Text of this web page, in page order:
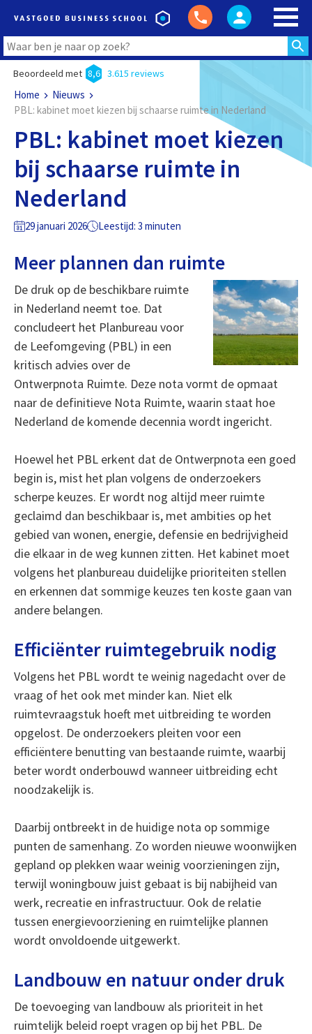
Beoordeeld met 8,6 3.615 reviews
Home
Nieuws
PBL: kabinet moet kiezen bij schaarse ruimte in Nederland
PBL: kabinet moet kiezen
bij schaarse ruimte in
Nederland
29 januari 2026 Leestijd: 3 minuten
Meer plannen dan ruimte
De druk op de beschikbare ruimte
in Nederland neemt toe. Dat
concludeert het Planbureau voor
de Leefomgeving (PBL) in een
kritisch advies over de
Ontwerpnota Ruimte. Deze nota vormt de opmaat
naar de definitieve Nota Ruimte, waarin staat hoe
Nederland de komende decennia wordt ingericht.
Hoewel het PBL erkent dat de Ontwerpnota een goed
begin is, mist het plan volgens de onderzoekers
scherpe keuzes. Er wordt nog altijd meer ruimte
geclaimd dan beschikbaar is, met ambities op het
gebied van wonen, energie, defensie en bedrijvigheid
die elkaar in de weg kunnen zitten. Het kabinet moet
volgens het planbureau duidelijke prioriteiten stellen
en erkennen dat sommige keuzes ten koste gaan van
andere belangen.
Efficiënter ruimtegebruik nodig
Volgens het PBL wordt te weinig nagedacht over de
vraag of het ook met minder kan. Niet elk
ruimtevraagstuk hoeft met uitbreiding te worden
opgelost. De onderzoekers pleiten voor een
efficiëntere benutting van bestaande ruimte, waarbij
beter wordt onderbouwd wanneer uitbreiding echt
noodzakelijk is.
Daarbij ontbreekt in de huidige nota op sommige
punten de samenhang. Zo worden nieuwe woonwijken
gepland op plekken waar weinig voorzieningen zijn,
terwijl woningbouw juist gebaat is bij nabijheid van
werk, recreatie en infrastructuur. Ook de relatie
tussen energievoorziening en ruimtelijke plannen
wordt onvoldoende uitgewerkt.
Landbouw en natuur onder druk
De toevoeging van landbouw als prioriteit in het
ruimtelijk beleid roept vragen op bij het PBL. De